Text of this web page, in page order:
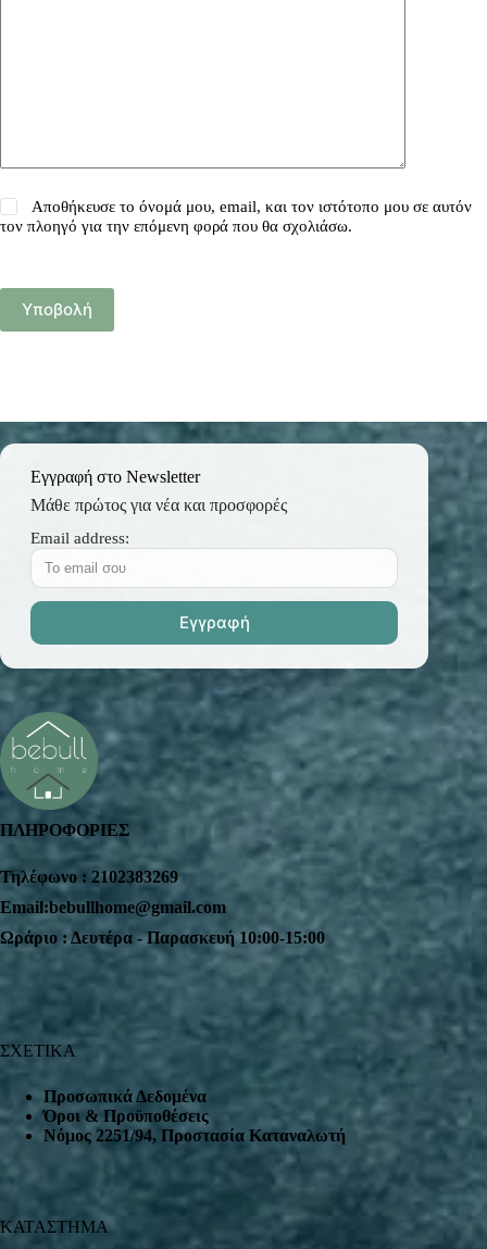
Αποθήκευσε το όνομά μου, email, και τον ιστότοπο μου σε αυτόν
τον πλοηγό για την επόμενη φορά που θα σχολιάσω.
Υποβολή
Εγγραφή στο Newsletter
Μάθε πρώτος για νέα και προσφορές
Email address:
ΠΛΗΡΟΦΟΡΙΕΣ
Τηλέφωνο : 2102383269
Email:bebullhome@gmail.com
Ωράριο : Δευτέρα - Παρασκευή 10:00-15:00
ΣΧΕΤΙΚΑ
Προσωπικά Δεδομένα
Όροι & Προϋποθέσεις
Nόμος 2251/94, Προστασία Καταναλωτή
ΚΑΤΑΣΤΗΜΑ